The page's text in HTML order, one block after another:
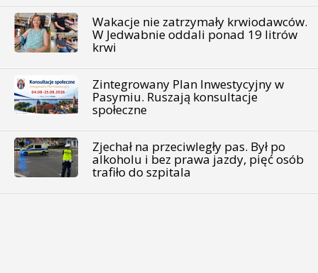
Wakacje nie zatrzymały krwiodawców.
W Jedwabnie oddali ponad 19 litrów
krwi
Zintegrowany Plan Inwestycyjny w
Pasymiu. Ruszają konsultacje
społeczne
Zjechał na przeciwległy pas. Był po
alkoholu i bez prawa jazdy, pięć osób
trafiło do szpitala